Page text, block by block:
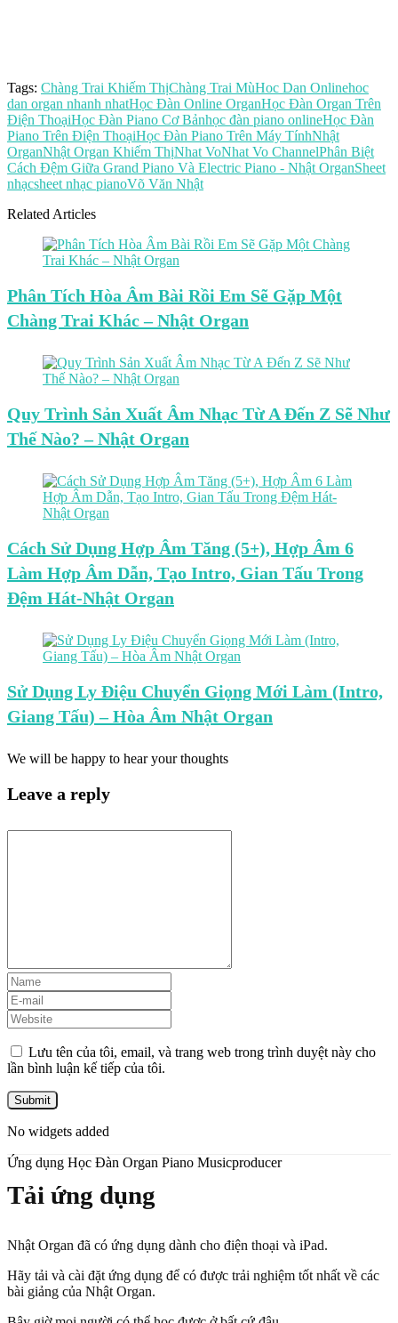
Tags: Chàng Trai Khiếm ThịChàng Trai MùHoc Dan Onlinehoc
dan organ nhanh nhatHọc Đàn Online OrganHọc Đàn Organ Trên
Điện ThoạiHọc Đàn Piano Cơ Bảnhọc đàn piano onlineHọc Đàn
Piano Trên Điện ThoạiHọc Đàn Piano Trên Máy TínhNhật
OrganNhật Organ Khiếm ThịNhat VoNhat Vo ChannelPhân Biệt
Cách Đệm Giữa Grand Piano Và Electric Piano - Nhật OrganSheet
nhạcsheet nhạc pianoVõ Văn Nhật
Related Articles
Phân Tích Hòa Âm Bài Rồi Em Sẽ Gặp Một
Chàng Trai Khác – Nhật Organ
Quy Trình Sản Xuất Âm Nhạc Từ A Đến Z Sẽ Như
Thế Nào? – Nhật Organ
Cách Sử Dụng Hợp Âm Tăng (5+), Hợp Âm 6
Làm Hợp Âm Dẫn, Tạo Intro, Gian Tấu Trong
Đệm Hát-Nhật Organ
Sử Dụng Ly Điệu Chuyển Giọng Mới Làm (Intro,
Giang Tấu) – Hòa Âm Nhật Organ
We will be happy to hear your thoughts
Leave a reply
Lưu tên của tôi, email, và trang web trong trình duyệt này cho
lần bình luận kế tiếp của tôi.
No widgets added
Ứng dụng Học Đàn Organ Piano Musicproducer
Tải ứng dụng
Nhật Organ đã có ứng dụng dành cho điện thoại và iPad.
Hãy tải và cài đặt ứng dụng để có được trải nghiệm tốt nhất về các
bài giảng của Nhật Organ.